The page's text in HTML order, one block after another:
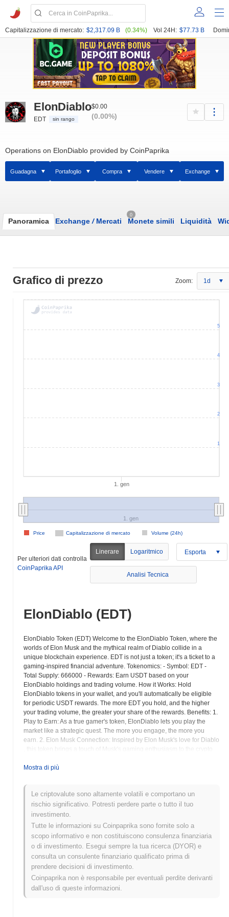
Capitalizzazione di mercato: $2,317.09 B (0.34%) Vol 24H: $77.73 B
ElonDiablo
EDT sin rango
$0.00
(0.00%)
Operations on ElonDiablo provided by CoinPaprika
Guadagna Portafoglio Compra Vendere Exchange
Panoramica Exchange /Mercati
0
Monete simili Liquidità
Grafico di prezzo Zoom: 1d
1. gen
Capitalizzazione di mercato Volume (24h)
Price
1. gen
1
2
3
4
5
Per ulteriori dati controlla
CoinPaprika API
Linerare Logaritmico Esporta
Analisi Tecnica
ElonDiablo (EDT)
ElonDiablo Token (EDT) Welcome to the ElonDiablo Token, where the
worlds of Elon Musk and the mythical realm of Diablo collide in a
unique blockchain experience. EDT is not just a token; it's a ticket to a
gaming-inspired financial adventure. Tokenomics: - Symbol: EDT -
Total Supply: 666000 - Rewards: Earn USDT based on your
ElonDiablo holdings and trading volume. How it Works: Hold
ElonDiablo tokens in your wallet, and you'll automatically be eligible
for periodic USDT rewards. The more EDT you hold, and the higher
your trading volume, the greater your share of the rewards. Benefits: 1.
Play to Earn: As a true gamer's token, ElonDiablo lets you play the
market like a strategic quest. The more you engage, the more you
earn. 2. Elon Musk Connection: Inspired by Elon Musk's love for Diablo
, this token brings a touch of Musk's gaming enthusiasm to the crypto
ElonDiablo, rewards are straightforward – in USDT. Trade, hold, and
ElonDiablo community for exclusive events, tournaments, and
challenges. Engage with fellow holders and strategize your way to the
top. Embark on the journey with ElonDiablo – where the thrill of trading
meets the excitement of gaming! Tokenomics: supply 666000000 Tax
3% 1% USDT Reward 1% BURN 1% Marketing
ElonDiablo (EDT) FAQ – Metriche Chiave e
Approfondimenti sul Mercato
Dove posso acquistare ElonDiablo (EDT)?
ElonDiablo (EDT) è ampiamente disponibile sugli exchange di
Mostra di più
Le criptovalute sono altamente volatili e comportano un
rischio significativo. Potresti perdere parte o tutto il tuo
investimento.
Tutte le informazioni su Coinpaprika sono fornite solo a
scopo informativo e non costituiscono consulenza finanziaria
o di investimento. Esegui sempre la tua ricerca (DYOR) e
consulta un consulente finanziario qualificato prima di
prendere decisioni di investimento.
Coinpaprika non è responsabile per eventuali perdite derivanti
dall'uso di queste informazioni.